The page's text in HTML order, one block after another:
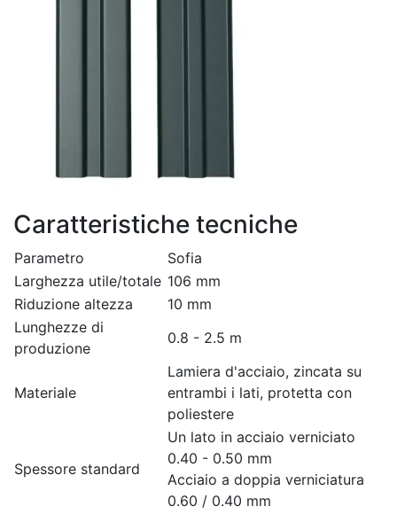
Caratteristiche tecniche
Parametro
Sofia
Larghezza utile/totale 106 mm
Riduzione altezza
10 mm
Lunghezze di
produzione
0.8 - 2.5 m
Materiale
Lamiera d'acciaio, zincata su
entrambi i lati, protetta con
poliestere
Spessore standard
Un lato in acciaio verniciato
0.40 - 0.50 mm
Acciaio a doppia verniciatura
0.60 / 0.40 mm